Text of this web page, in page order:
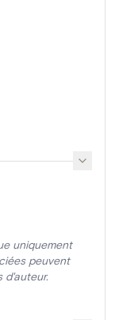
uniquement
peuvent
d'auteur.